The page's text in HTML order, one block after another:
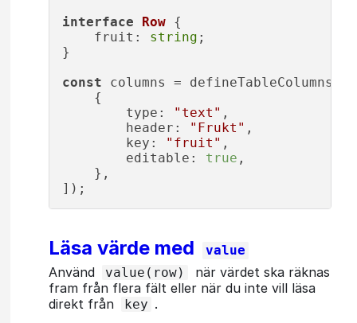
interface
Row {
fruit : string ;
}
const columns = defineTableColumns<
    {
type : "text" ,
header : "Frukt" ,
key : "fruit" ,
editable : true ,
    },
Läsa värde med value
Använd value(row)
när värdet ska räknas
fram från flera fält eller när du inte vill läsa
direkt från
key .